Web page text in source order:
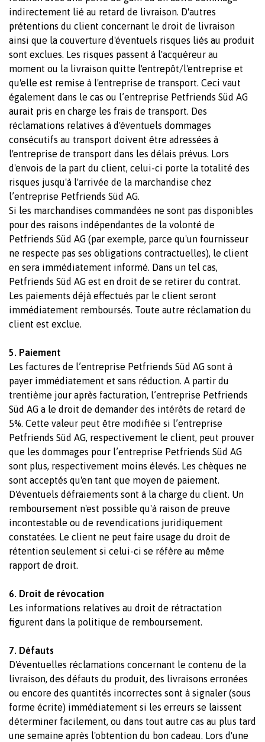
indirectement lié au retard de livraison. D'autres
prétentions du client concernant le droit de livraison
ainsi que la couverture d'éventuels risques liés au produit
sont exclues. Les risques passent à l'acquéreur au
moment ou la livraison quitte l'entrepôt/l'entreprise et
qu'elle est remise à l'entreprise de transport. Ceci vaut
également dans le cas ou l’entreprise Petfriends Süd AG
aurait pris en charge les frais de transport. Des
réclamations relatives à d'éventuels dommages
consécutifs au transport doivent être adressées à
l'entreprise de transport dans les délais prévus. Lors
d'envois de la part du client, celui-ci porte la totalité des
risques jusqu'à l'arrivée de la marchandise chez
l’entreprise Petfriends Süd AG.
Si les marchandises commandées ne sont pas disponibles
pour des raisons indépendantes de la volonté de
Petfriends Süd AG (par exemple, parce qu'un fournisseur
ne respecte pas ses obligations contractuelles), le client
en sera immédiatement informé. Dans un tel cas,
Petfriends Süd AG est en droit de se retirer du contrat.
Les paiements déjà effectués par le client seront
immédiatement remboursés. Toute autre réclamation du
client est exclue.
5. Paiement
Les factures de l’entreprise Petfriends Süd AG sont à
payer immédiatement et sans réduction. A partir du
trentième jour après facturation, l’entreprise Petfriends
Süd AG a le droit de demander des intérêts de retard de
5%. Cette valeur peut être modifiée si l’entreprise
Petfriends Süd AG, respectivement le client, peut prouver
que les dommages pour l’entreprise Petfriends Süd AG
sont plus, respectivement moins élevés. Les chèques ne
sont acceptés qu'en tant que moyen de paiement.
D'éventuels défraiements sont à la charge du client. Un
remboursement n'est possible qu'à raison de preuve
incontestable ou de revendications juridiquement
constatées. Le client ne peut faire usage du droit de
rétention seulement si celui-ci se réfère au même
rapport de droit.
6. Droit de révocation
Les informations relatives au droit de rétractation
figurent dans la politique de remboursement.
7. Défauts
D'éventuelles réclamations concernant le contenu de la
livraison, des défauts du produit, des livraisons erronées
ou encore des quantités incorrectes sont à signaler (sous
forme écrite) immédiatement si les erreurs se laissent
déterminer facilement, ou dans tout autre cas au plus tard
une semaine après l'obtention du bon cadeau. Lors d'une